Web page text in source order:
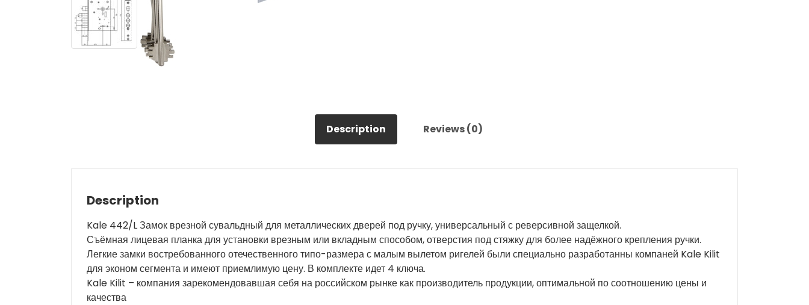
Description Reviews (0)
Description
Kale 442/L Замок врезной сувальдный для металлических дверей под ручку, универсальный с реверсивной защелкой.
Съёмная лицевая планка для установки врезным или вкладным способом, отверстия под стяжку для более надёжного крепления ручки.
Легкие замки востребованного отечественного типо-размера с малым вылетом ригелей были специально разработанны компаней Kale Kilit
для эконом сегмента и имеют приемлимую цену. В комплекте идет 4 ключа.
Kale Kilit – компания зарекомендовавшая себя на российском рынке как производитель продукции, оптимальной по соотношению цены и
качества